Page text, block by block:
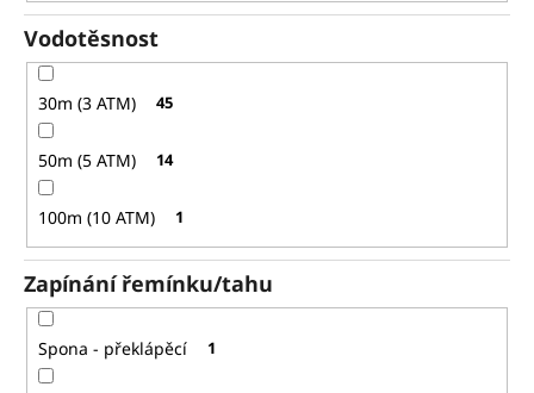
Vodotěsnost
30m (3 ATM) 45
50m (5 ATM) 14
100m (10 ATM) 1
Zapínání řemínku/tahu
Spona - překlápěcí 1